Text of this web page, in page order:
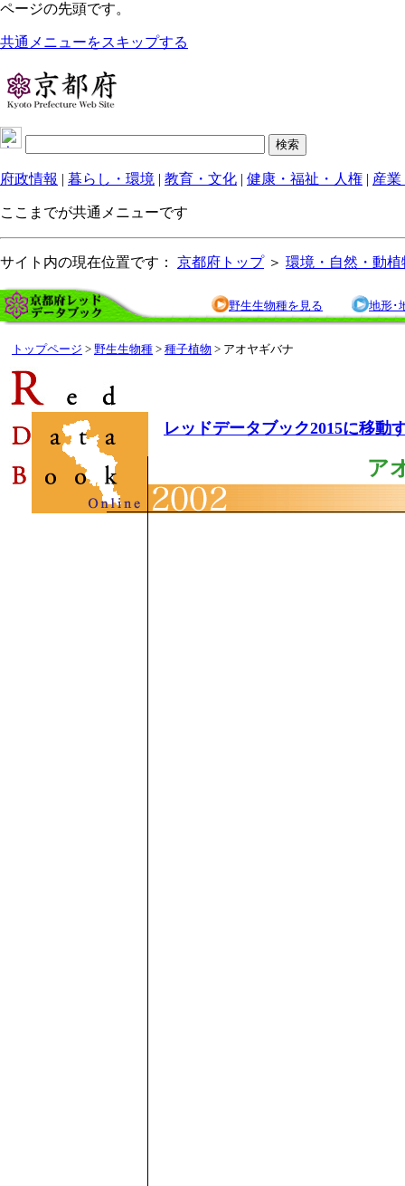
ページの先頭です。
共通メニューをスキップする
府政情報 | 暮らし・環境 | 教育・文化 | 健康・福祉・人権 | 産業
ここまでが共通メニューです
サイト内の現在位置です： 京都府トップ＞ 環境・自然・動植
野生生物種を見る 地形･
トップページ > 野生生物種 > 種子植物 > アオヤギバナ
レッドデータブック2015に移動
ア